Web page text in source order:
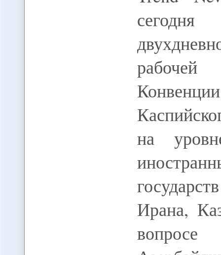
на
Ирана,